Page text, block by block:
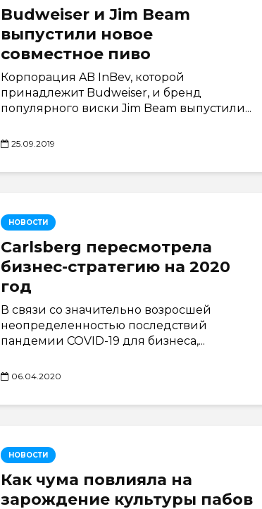
Budweiser и Jim Beam
выпустили новое
совместное пиво
Корпорация AB InBev, которой
принадлежит Budweiser, и бренд
популярного виски Jim Beam выпустили...
25.09.2019
НОВОСТИ
Carlsberg пересмотрела
бизнес-стратегию на 2020
год
В связи со значительно возросшей
неопределенностью последствий
пандемии COVID-19 для бизнеса,...
06.04.2020
НОВОСТИ
Как чума повлияла на
зарождение культуры пабов